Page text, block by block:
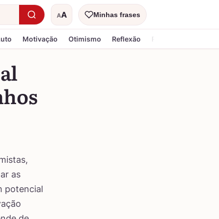
AA
Tamanho do textoMinhas frases
Motivação Otimismo Reflexão Religiosa
as
potencial